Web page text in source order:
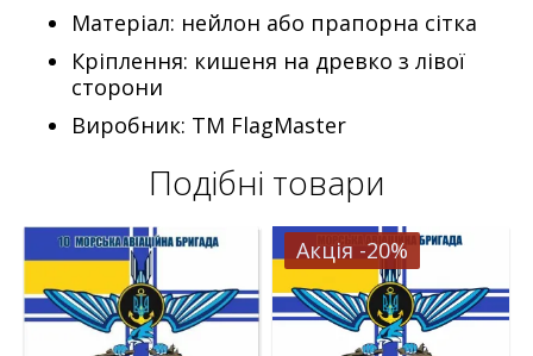
Матеріал: нейлон або прапорна сітка
Кріплення: кишеня на древко з лівої
сторони
Виробник: ТМ FlagMaster
Подібні товари
Акція -20%